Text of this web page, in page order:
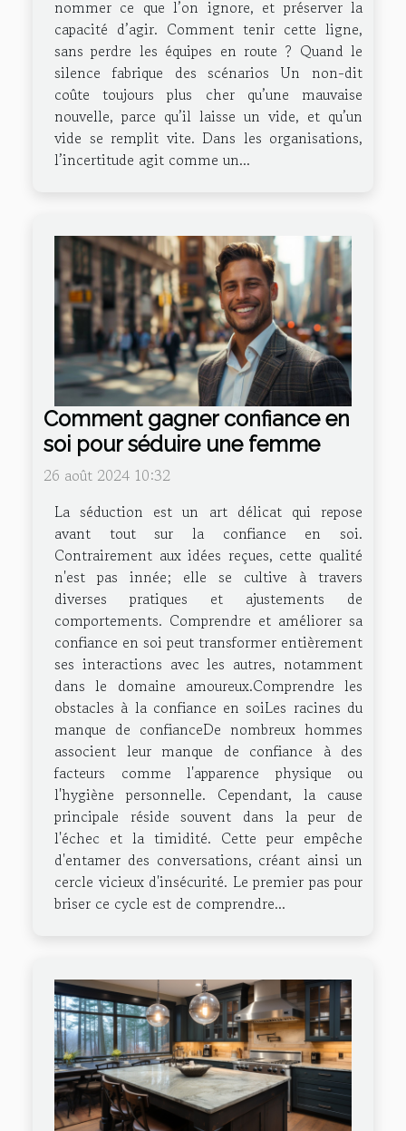
nommer ce que l’on ignore, et préserver la
capacité d’agir. Comment tenir cette ligne,
sans perdre les équipes en route ? Quand le
silence fabrique des scénarios Un non-dit
coûte toujours plus cher qu’une mauvaise
nouvelle, parce qu’il laisse un vide, et qu’un
vide se remplit vite. Dans les organisations,
l’incertitude agit comme un...
Comment gagner confiance en
soi pour séduire une femme
26 août 2024 10:32
La séduction est un art délicat qui repose
avant tout sur la confiance en soi.
Contrairement aux idées reçues, cette qualité
n'est pas innée; elle se cultive à travers
diverses pratiques et ajustements de
comportements. Comprendre et améliorer sa
confiance en soi peut transformer entièrement
ses interactions avec les autres, notamment
dans le domaine amoureux.Comprendre les
obstacles à la confiance en soiLes racines du
manque de confianceDe nombreux hommes
associent leur manque de confiance à des
facteurs comme l'apparence physique ou
l'hygiène personnelle. Cependant, la cause
principale réside souvent dans la peur de
l'échec et la timidité. Cette peur empêche
d'entamer des conversations, créant ainsi un
cercle vicieux d'insécurité. Le premier pas pour
briser ce cycle est de comprendre...